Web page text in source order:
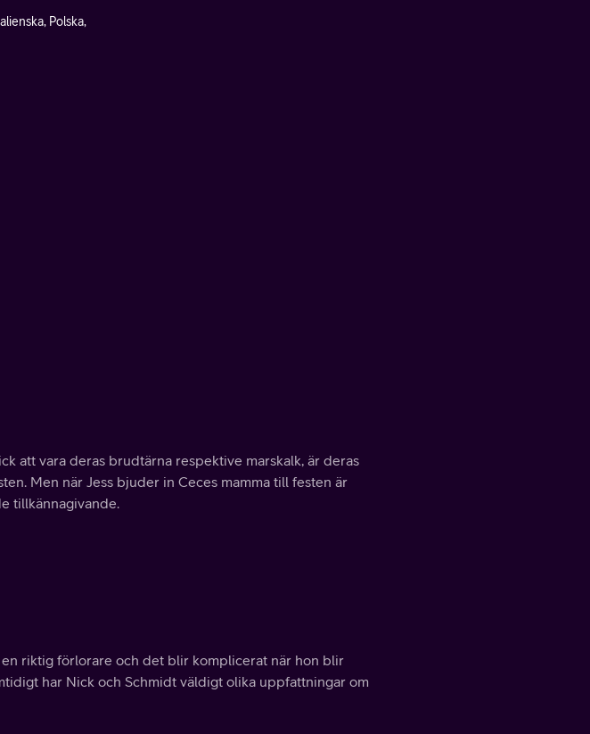
Polska,
att vara deras brudtärna respektive marskalk, är deras
Men när Jess bjuder in Ceces mamma till festen är
tillkännagivande.
riktig förlorare och det blir komplicerat när hon blir
har Nick och Schmidt väldigt olika uppfattningar om